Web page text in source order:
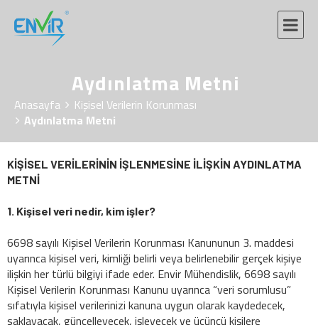
Aydınlatma Metni
Anasayfa
Kişisel Verilerin Korunması
Aydınlatma Metni
KİŞİSEL VERİLERİNİN İŞLENMESİNE İLİŞKİN AYDINLATMA
METNİ
1. Kişisel veri nedir, kim işler?
6698 sayılı Kişisel Verilerin Korunması Kanununun 3. maddesi
uyarınca kişisel veri, kimliği belirli veya belirlenebilir gerçek kişiye
ilişkin her türlü bilgiyi ifade eder. Envir Mühendislik, 6698 sayılı
Kişisel Verilerin Korunması Kanunu uyarınca “veri sorumlusu”
sıfatıyla kişisel verilerinizi kanuna uygun olarak kaydedecek,
saklayacak, güncelleyecek, işleyecek ve üçüncü kişilere